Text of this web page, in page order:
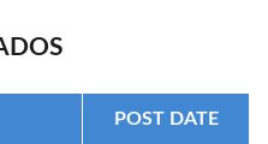
POST DATE